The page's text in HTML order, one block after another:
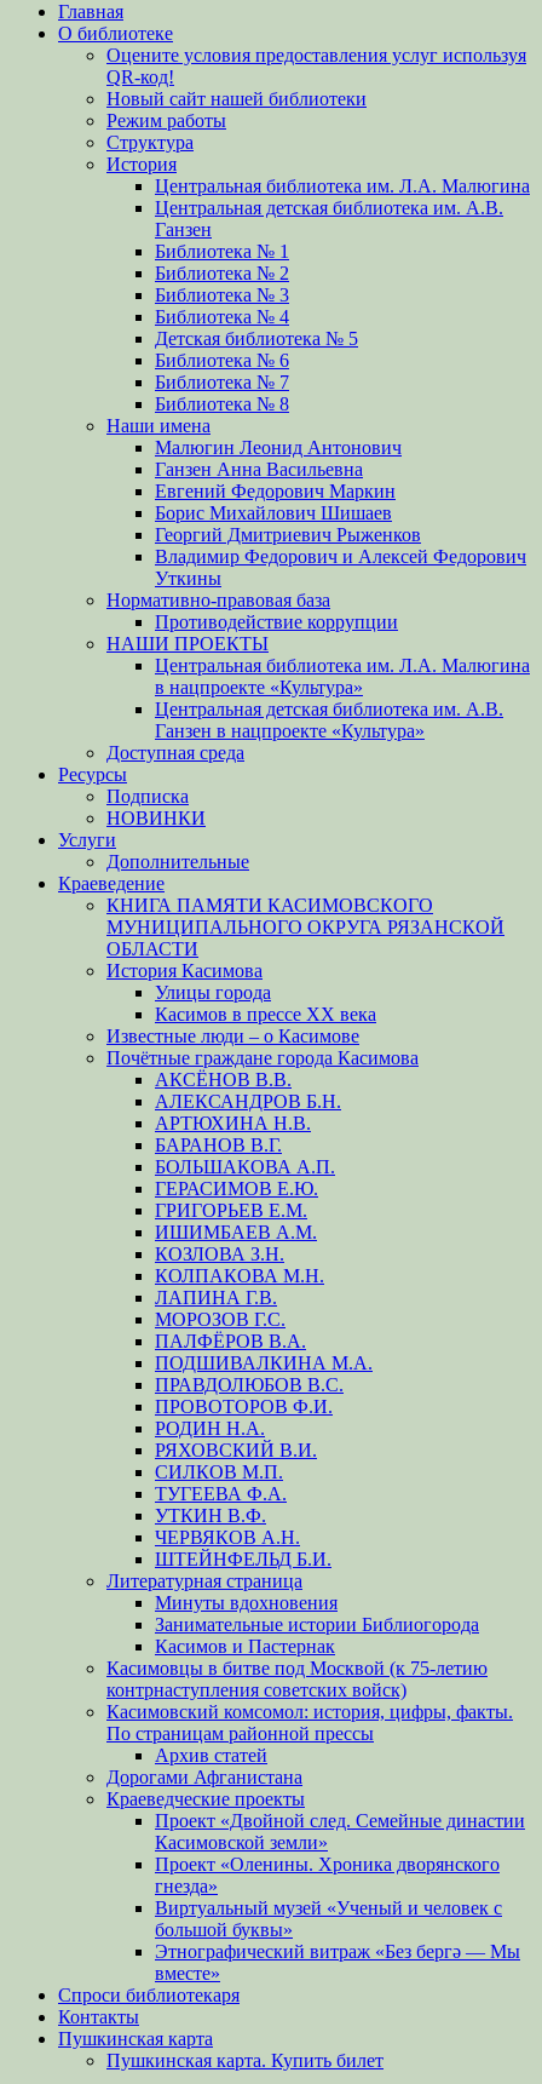
вверх
Главная
О библиотеке
Оцените условия предоставления услуг используя
QR-код!
Новый сайт нашей библиотеки
Режим работы
Структура
История
Центральная библиотека им. Л.А. Малюгина
Центральная детская библиотека им. А.В.
Ганзен
Библиотека № 1
Библиотека № 2
Библиотека № 3
Библиотека № 4
Детская библиотека № 5
Библиотека № 6
Библиотека № 7
Библиотека № 8
Наши имена
Малюгин Леонид Антонович
Ганзен Анна Васильевна
Евгений Федорович Маркин
Борис Михайлович Шишаев
Георгий Дмитриевич Рыженков
Владимир Федорович и Алексей Федорович
Уткины
Нормативно-правовая база
Противодействие коррупции
НАШИ ПРОЕКТЫ
Центральная библиотека им. Л.А. Малюгина
в нацпроекте «Культура»
Центральная детская библиотека им. А.В.
Ганзен в нацпроекте «Культура»
Доступная среда
Ресурсы
Подписка
НОВИНКИ
Услуги
Дополнительные
Краеведение
КНИГА ПАМЯТИ КАСИМОВСКОГО
МУНИЦИПАЛЬНОГО ОКРУГА РЯЗАНСКОЙ
ОБЛАСТИ
История Касимова
Улицы города
Касимов в прессе XX века
Известные люди – о Касимове
Почётные граждане города Касимова
АКСЁНОВ В.В.
АЛЕКСАНДРОВ Б.Н.
АРТЮХИНА Н.В.
БАРАНОВ В.Г.
БОЛЬШАКОВА А.П.
ГЕРАСИМОВ Е.Ю.
ГРИГОРЬЕВ Е.М.
ИШИМБАЕВ А.М.
КОЗЛОВА З.Н.
КОЛПАКОВА М.Н.
ЛАПИНА Г.В.
МОРОЗОВ Г.С.
ПАЛФЁРОВ В.А.
ПОДШИВАЛКИНА М.А.
ПРАВДОЛЮБОВ В.С.
ПРОВОТОРОВ Ф.И.
РОДИН Н.А.
РЯХОВСКИЙ В.И.
СИЛКОВ М.П.
ТУГЕЕВА Ф.А.
УТКИН В.Ф.
ЧЕРВЯКОВ А.Н.
ШТЕЙНФЕЛЬД Б.И.
Литературная страница
Минуты вдохновения
Занимательные истории Библиогорода
Касимов и Пастернак
Касимовцы в битве под Москвой (к 75-летию
контрнаступления советских войск)
Касимовский комсомол: история, цифры, факты.
По страницам районной прессы
Архив статей
Дорогами Афганистана
Краеведческие проекты
Проект «Двойной след. Семейные династии
Касимовской земли»
Проект «Оленины. Хроника дворянского
гнезда»
Виртуальный музей «Ученый и человек с
большой буквы»
Этнографический витраж «Без бергə — Мы
вместе»
Спроси библиотекаря
Контакты
Пушкинская карта
Пушкинская карта. Купить билет